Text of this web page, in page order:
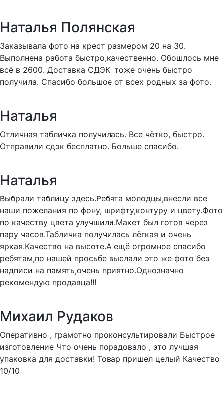
Наталья Полянская
Заказывала фото на крест размером 20 на 30.
Выполнена работа быстро,качественно. Обошлось мне
всё в 2600. Доставка СДЭК, тоже очень быстро
получила. Спасибо большое от всех родных за фото.
Наталья
Отличная табличка получилась. Все чётко, быстро.
Отправили сдэк бесплатно. Больше спасибо.
Наталья
Выбрали таблицу здесь.Ребята молодцы,внесли все
наши пожелания по фону, шрифту,контуру и цвету.Фото
по качеству цвета улучшили.Макет был готов через
пару часов.Табличка получилась лёгкая и очень
яркая.Качество на высоте.А ещё огромное спасибо
ребятам,по нашей просьбе выслали это же фото без
надписи на память,очень приятно.Однозначно
рекомендую продавца!!!
Михаил Рудаков
Оперативно , грамотно проконсультировали Быстрое
изготовление Что очень порадовало , это лучшая
упаковка для доставки! Товар пришел целый Качество
10/10